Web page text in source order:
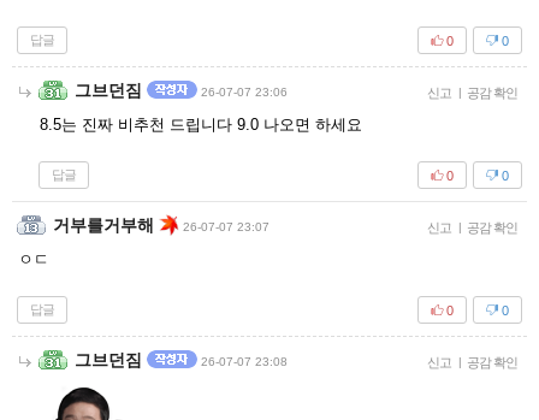
답글 0
0
그브던짐 26-07-07 23:06 신고 | 공감 확인
8.5는 진짜 비추천 드립니다 9.0 나오면 하세요
답글 0
0
거부를거부해 26-07-07 23:07 신고 | 공감 확인
ㅇㄷ
답글 0
0
그브던짐 26-07-07 23:08 신고 | 공감 확인